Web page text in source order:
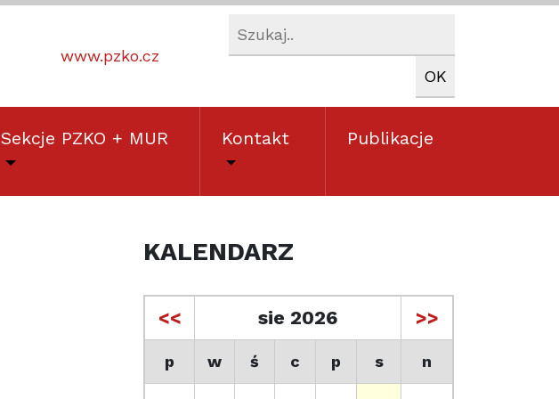
www.pzko.cz
Sekcje PZKO + MUR Kontakt Publikacje
KALENDARZ
<< sie 2026 >>
p w ś c p s n